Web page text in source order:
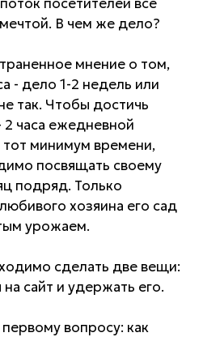
В чем же дело?
мнение о том,
- дело 1-2 недель или
так. Чтобы достичь
2 часа ежедневной
минимум времени,
посвящать своему
подряд. Только
хозяина его сад
урожаем.
сделать две вещи:
сайт и удержать его.
вопросу: как